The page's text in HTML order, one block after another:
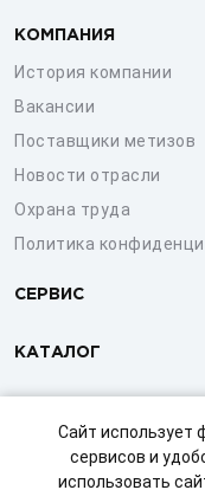
Сайт использует
сервисов и
использовать
КОМПАНИЯ
История компании
Вакансии
Поставщики метизов
Новости отрасли
Охрана труда
Политика
СЕРВИС
КАТАЛОГ